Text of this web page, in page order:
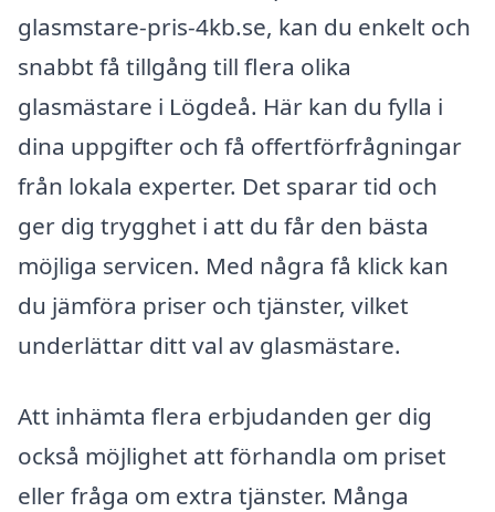
glasmstare-pris-4kb.se, kan du enkelt och
snabbt få tillgång till flera olika
glasmästare i Lögdeå. Här kan du fylla i
dina uppgifter och få offertförfrågningar
från lokala experter. Det sparar tid och
ger dig trygghet i att du får den bästa
möjliga servicen. Med några få klick kan
du jämföra priser och tjänster, vilket
underlättar ditt val av glasmästare.
Att inhämta flera erbjudanden ger dig
också möjlighet att förhandla om priset
eller fråga om extra tjänster. Många